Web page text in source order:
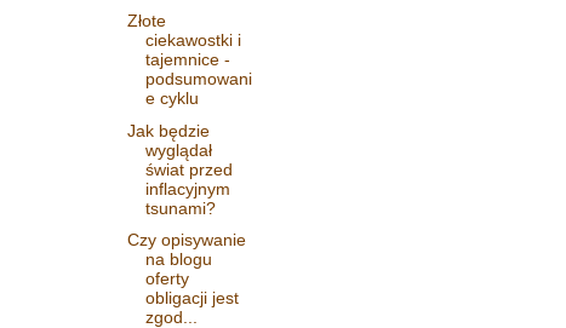
Złote
ciekawostki i
tajemnice -
podsumowani
e cyklu
Jak będzie
wyglądał
świat przed
inflacyjnym
tsunami?
Czy opisywanie
na blogu
oferty
obligacji jest
zgod...